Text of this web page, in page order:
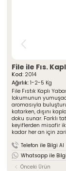
Kurumsal
» Hakkımızda
» Üretim Serüveni
» Kalite Politikamız
» İnsan Kaynakları
» Mağazalarımız
» İstanbul
» Şerit Lokumlar
» Special Lokumlar
» Sucuk Lokumlar
» Special Paketli
» Geleneksel Paketli
ÖZSAFALAR
Hakkımızda
Üretim Serüveni
Kalite
Foto Galeri
Kariyer
İletişim
File ile Fıs.
Kod: 2014
Ağırlık:1-2-5 Kg
File Fıstık Kaplı
lokumunun
aromasıyla
katarken, dışını
doku sunar. Farklı
keyiflerden misafir
kadar her an için
Telefon ile Bilgi Al
Whatsapp ile
Önceki Ürün